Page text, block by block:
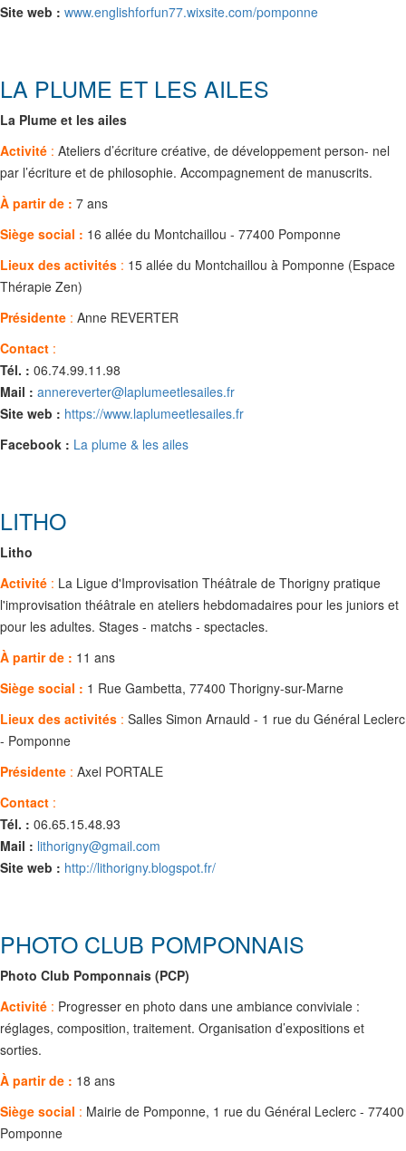
Site web : www.englishforfun77.wixsite.com/pomponne
LA PLUME ET LES AILES
La Plume et les ailes
Activité : Ateliers d’écriture créative, de développement person- nel
par l’écriture et de philosophie. Accompagnement de manuscrits.
À partir de : 7 ans
Siège social : 16 allée du Montchaillou - 77400 Pomponne
Lieux des activités : 15 allée du Montchaillou à Pomponne (Espace
Thérapie Zen)
Présidente : Anne REVERTER
Contact :
Tél. : 06.74.99.11.98
Mail : annereverter@laplumeetlesailes.fr
Site web : https://www.laplumeetlesailes.fr
Facebook : La plume & les ailes
LITHO
Litho
Activité : La Ligue d'Improvisation Théâtrale de Thorigny pratique
l'improvisation théâtrale en ateliers hebdomadaires pour les juniors et
pour les adultes. Stages - matchs - spectacles.
À partir de : 11 ans
Siège social : 1 Rue Gambetta, 77400 Thorigny-sur-Marne
Lieux des activités : Salles Simon Arnauld - 1 rue du Général Leclerc
- Pomponne
Présidente : Axel PORTALE
Contact :
Tél. : 06.65.15.48.93
Mail : lithorigny@gmail.com
Site web : http://lithorigny.blogspot.fr/
PHOTO CLUB POMPONNAIS
Photo Club Pomponnais (PCP)
Activité : Progresser en photo dans une ambiance conviviale :
réglages, composition, traitement. Organisation d’expositions et
sorties.
À partir de : 18 ans
Siège social : Mairie de Pomponne, 1 rue du Général Leclerc - 77400
Pomponne